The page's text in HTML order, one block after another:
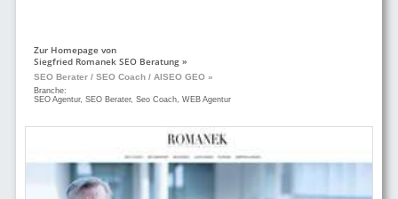
Zur Homepage von
Siegfried Romanek SEO Beratung »
SEO Berater / SEO Coach / AISEO GEO »
Branche:
SEO Agentur, SEO Berater, Seo Coach, WEB Agentur